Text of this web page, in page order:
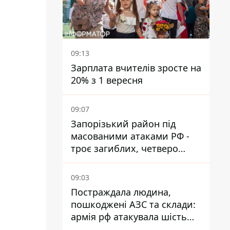
09:13
Зарплата вчителів зросте на
20% з 1 вересня
09:07
Запорізький район під
масованими атаками РФ -
троє загиблих, четверо
поранених
09:03
Постраждала людина,
пошкоджені АЗС та склади:
армія рф атакувала шість